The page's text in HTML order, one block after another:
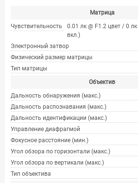
Матрица
Чувствительность
0.01 лк @ F1.2 цвет / 0
вкл.)
Электронный затвор
Физический размер матрицы
Тип матрицы
Объектив
Дальность обнаружения (макс.)
Дальность распознавания (макс.)
Дальность идентификации (макс.)
Управление диафрагмой
Фокусное расстояние (мин.)
Угол обзора по горизонтали (макс.)
Угол обзора по вертикали (макс.)
Тип объектива